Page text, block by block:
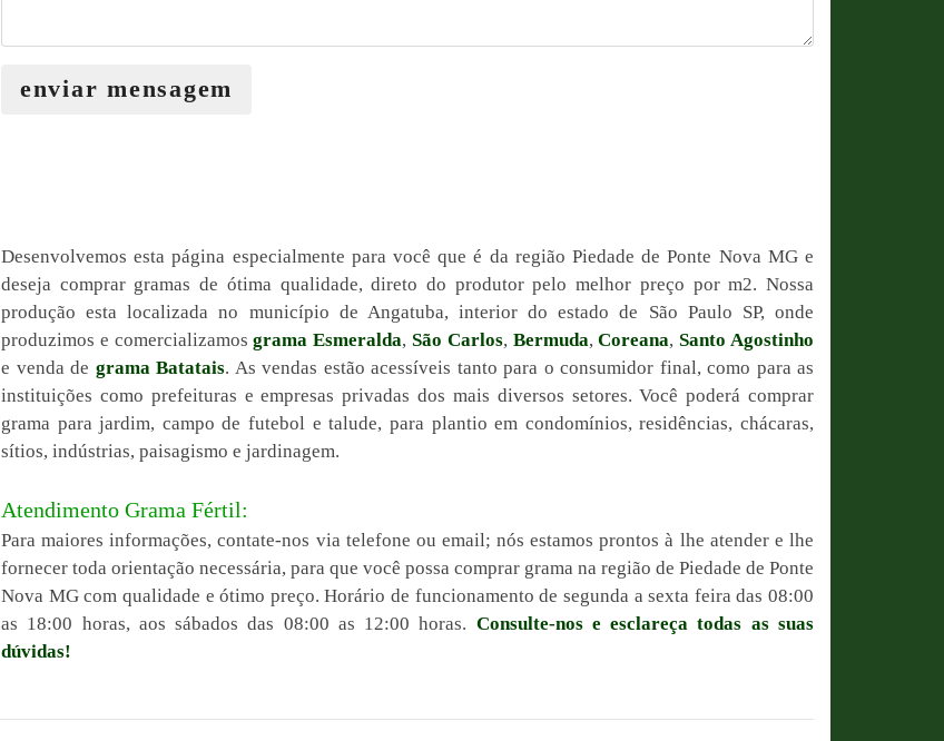
enviar mensagem
Desenvolvemos esta página especialmente para você que é da região Piedade de Ponte Nova MG e
deseja comprar gramas de ótima qualidade, direto do produtor pelo melhor preço por m2. Nossa
produção esta localizada no município de Angatuba, interior do estado de São Paulo SP, onde
produzimos e comercializamosgrama Esmeralda,São Carlos, Bermuda,Coreana,Santo Agostinho
e venda de grama Batatais. As vendas estão acessíveis tanto para o consumidor final, como para as
instituições como prefeituras e empresas privadas dos mais diversos setores. Você poderá comprar
grama para jardim, campo de futebol e talude, para plantio em condomínios, residências, chácaras,
sítios, indústrias, paisagismo e jardinagem.
Atendimento Grama Fértil:
Para maiores informações, contate-nos via telefone ou email; nós estamos prontos à lhe atender e lhe
fornecer toda orientação necessária, para que você possa comprar grama na região de Piedade de Ponte
Nova MG com qualidade e ótimo preço. Horário de funcionamento de segunda a sexta feira das 08:00
as 18:00 horas, aos sábados das 08:00 as 12:00 horas. Consulte-nos e esclareça todas as suas
dúvidas!